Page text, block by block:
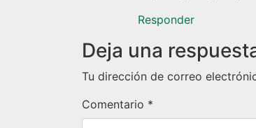
Responder
Deja una
Tu dirección de correo
Comentario *